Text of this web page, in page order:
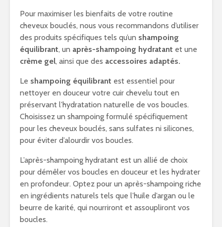
Pour maximiser les bienfaits de votre routine
cheveux bouclés, nous vous recommandons d’utiliser
des produits spécifiques tels qu’un shampoing
équilibrant, un après-shampoing hydratant et une
crème gel, ainsi que des accessoires adaptés.
Le shampoing équilibrant est essentiel pour
nettoyer en douceur votre cuir chevelu tout en
préservant l’hydratation naturelle de vos boucles.
Choisissez un shampoing formulé spécifiquement
pour les cheveux bouclés, sans sulfates ni silicones,
pour éviter d’alourdir vos boucles.
L’après-shampoing hydratant est un allié de choix
pour démêler vos boucles en douceur et les hydrater
en profondeur. Optez pour un après-shampoing riche
en ingrédients naturels tels que l’huile d’argan ou le
beurre de karité, qui nourriront et assoupliront vos
boucles.